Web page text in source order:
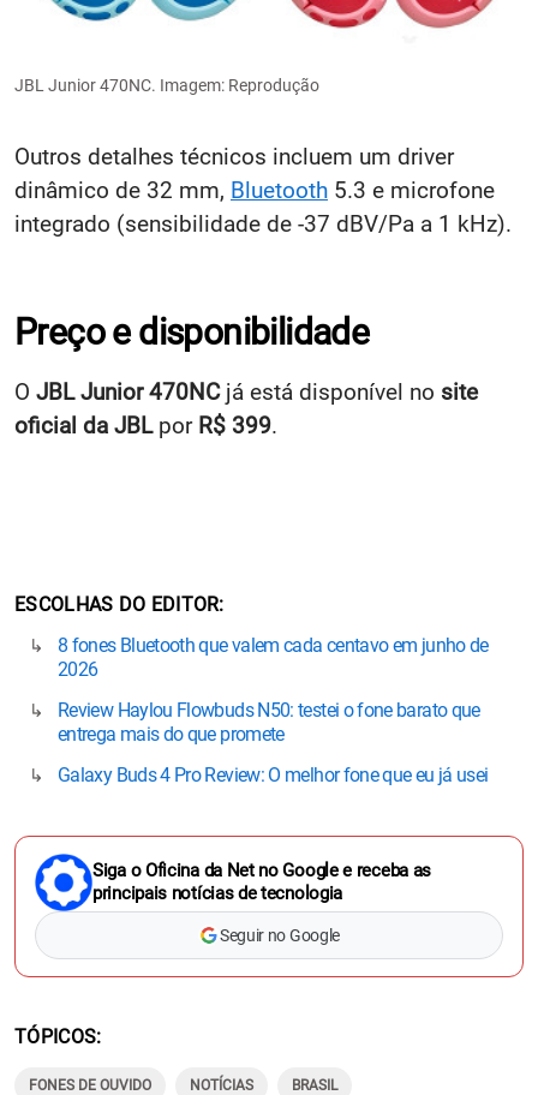
JBL Junior 470NC. Imagem: Reprodução
Outros detalhes técnicos incluem um driver
dinâmico de 32 mm, Bluetooth 5.3 e microfone
integrado (sensibilidade de -37 dBV/Pa a 1 kHz).
Preço e disponibilidade
O JBL Junior 470NCjá está disponível no site
oficial da JBLpor R$ 399.
ESCOLHAS DO EDITOR
8 fones Bluetooth que valem cada centavo em junho de
2026
Review Haylou Flowbuds N50: testei o fone barato que
entrega mais do que promete
Galaxy Buds 4 Pro Review: O melhor fone que eu já usei
Siga o Oficina da Net no Google e receba as
principais notícias de tecnologia
Seguir no Google
TÓPICOS
FONES DE OUVIDO NOTÍCIAS BRASIL